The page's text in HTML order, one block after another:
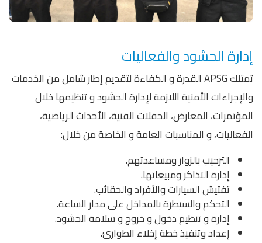
إدارة الحشود والفعاليات
تمتلك APSG القدرة و الكفاءة لتقديم إطار شامل من الخدمات
والإجراءات الأمنية اللازمة لإدارة الحشود و تنظيمها خلال
المؤتمرات، المعارض، الحفلات الفنية، الأحداث الرياضية،
الفعاليات، و المناسبات العامة و الخاصة من خلال:
الترحيب بالزوار ومساعدتهم.
إدارة التذاكر ومبيعاتها.
تفتيش السيارات والأفراد والحقائب.
التحكم والسيطرة بالمداخل على مدار الساعة.
إدارة و تنظيم دخول و خروج و سلامة الحشود.
إعداد وتنفيذ خطة إخلاء الطوارئ.